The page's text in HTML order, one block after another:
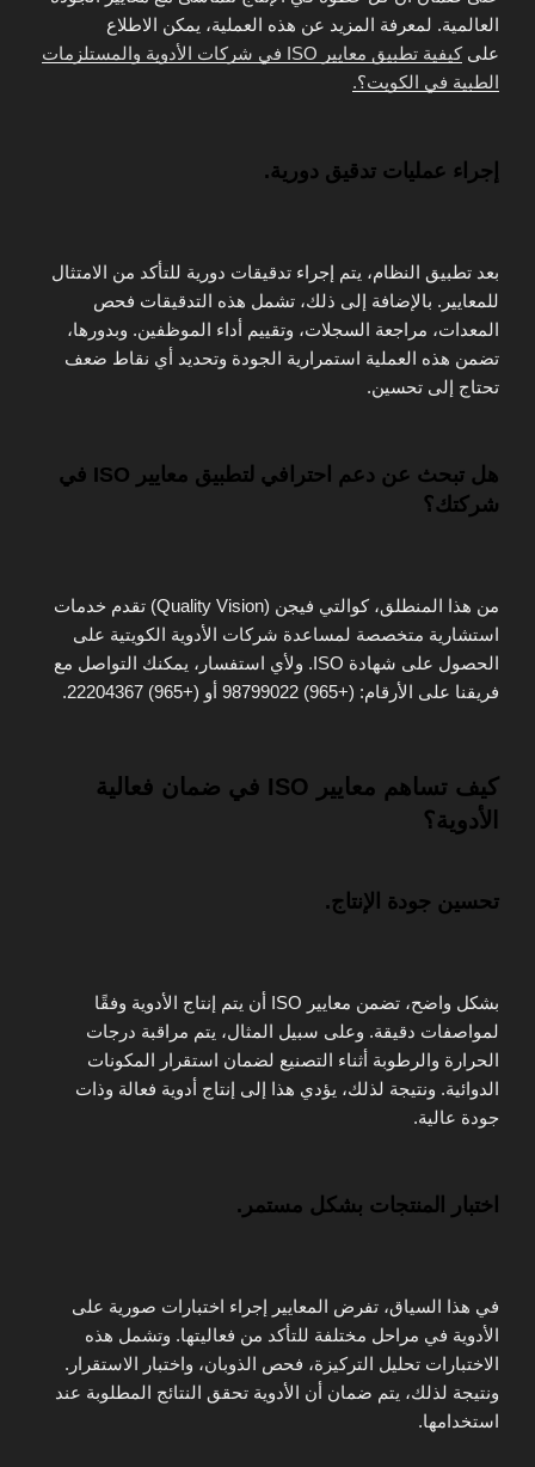
العالمية. لمعرفة المزيد عن هذه العملية، يمكن الاطلاع
على
كيفية تطبيق معايير ISO في شركات الأدوية والمستلزمات
الطبية في الكويت؟.
إجراء عمليات تدقيق دورية.
بعد تطبيق النظام، يتم إجراء تدقيقات دورية للتأكد من الامتثال
للمعايير. بالإضافة إلى ذلك، تشمل هذه التدقيقات فحص
المعدات، مراجعة السجلات، وتقييم أداء الموظفين. وبدورها،
تضمن هذه العملية استمرارية الجودة وتحديد أي نقاط ضعف
تحتاج إلى تحسين.
هل تبحث عن دعم احترافي لتطبيق معايير ISO في
شركتك؟
من هذا المنطلق، كوالتي فيجن (Quality Vision) تقدم خدمات
استشارية متخصصة لمساعدة شركات الأدوية الكويتية على
الحصول على شهادة ISO. ولأي استفسار، يمكنك التواصل مع
فريقنا على الأرقام: (+965) 98799022 أو (+965) 22204367.
كيف تساهم معايير ISO في ضمان فعالية
الأدوية؟
تحسين جودة الإنتاج.
بشكل واضح، تضمن معايير ISO أن يتم إنتاج الأدوية وفقًا
لمواصفات دقيقة. وعلى سبيل المثال، يتم مراقبة درجات
الحرارة والرطوبة أثناء التصنيع لضمان استقرار المكونات
الدوائية. ونتيجة لذلك، يؤدي هذا إلى إنتاج أدوية فعالة وذات
جودة عالية.
اختبار المنتجات بشكل مستمر.
في هذا السياق، تفرض المعايير إجراء اختبارات صورية على
الأدوية في مراحل مختلفة للتأكد من فعاليتها. وتشمل هذه
الاختبارات تحليل التركيزة، فحص الذوبان، واختبار الاستقرار.
ونتيجة لذلك، يتم ضمان أن الأدوية تحقق النتائج المطلوبة عند
استخدامها.